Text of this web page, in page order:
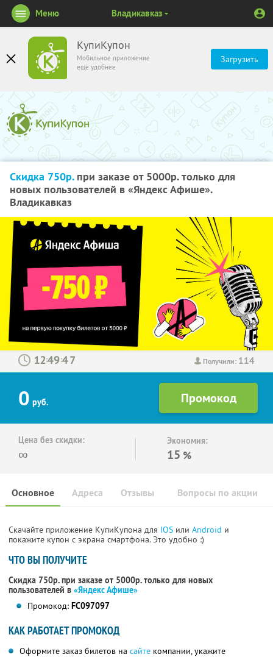
КупиКупон
Мобильное приложение
ещё удобнее
Загрузить
Меню Владикавказ
Скидка 750р.при заказе от 5000р. только для
новых пользователей в «Яндекс Афише».
Владикавказ
Получили: 114
: :
0 руб.
Цена без скидки:
∞
Экономия:
15 %
Основное Отзывы Вопросы по акции
Адреса
Скачайте приложение КупиКупона для IOS или Android и
покажите купон с экрана смартфона. Это удобно :)
ЧТО ВЫ ПОЛУЧИТЕ
Скидка 750р. при заказе от 5000р. только для новых
пользователей в «Яндекс Афише»
Промокод: FC097097
КАК РАБОТАЕТ ПРОМОКОД
Оформите заказ билетов на сайте компании, укажите